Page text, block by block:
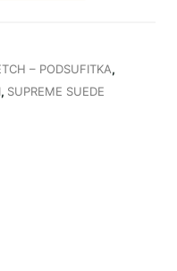
– PODSUFITKA,
, SUPREME SUEDE